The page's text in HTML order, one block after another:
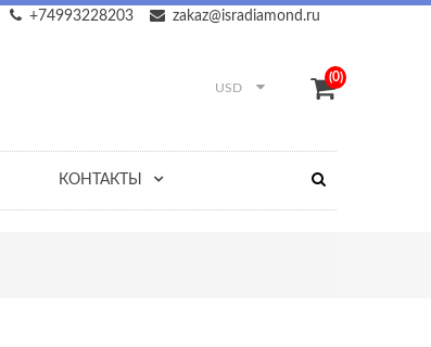
zakaz@isradiamond.ru
+74993228203
USD
(0)
КОНТАКТЫ